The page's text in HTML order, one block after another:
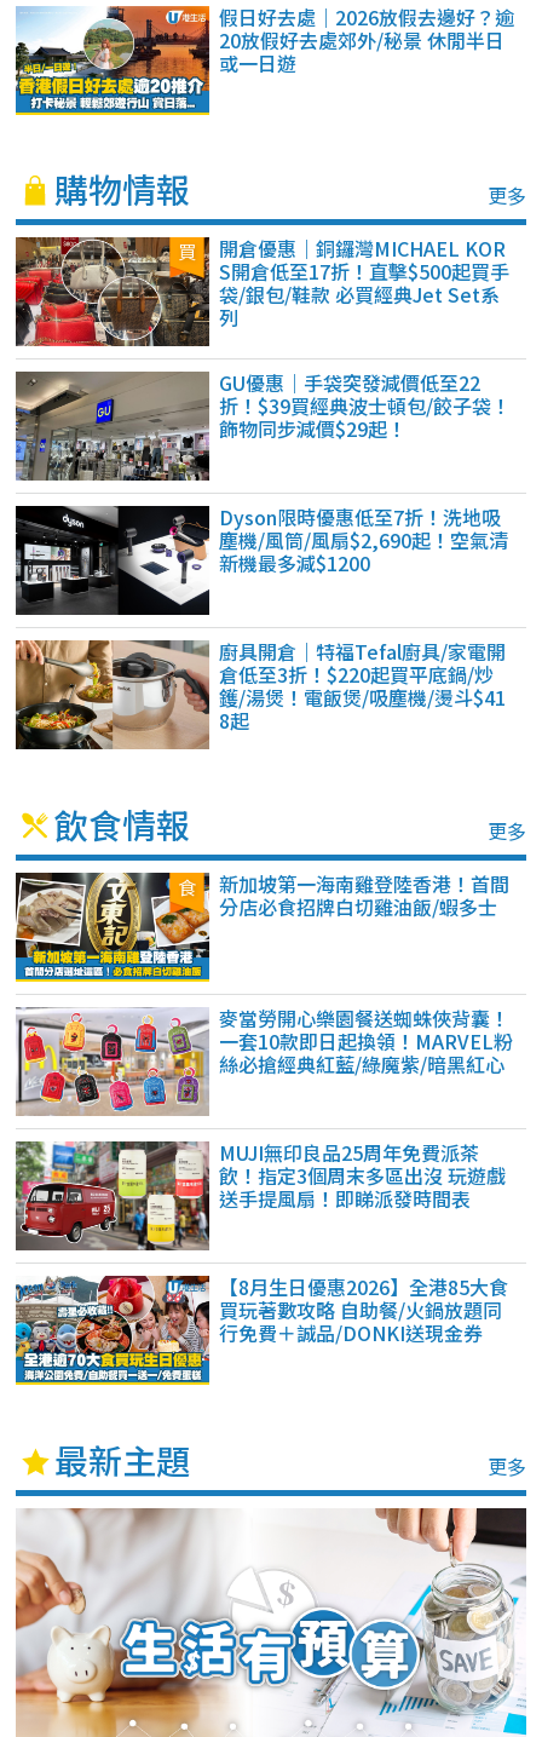
假日好去處｜2026放假去邊好？逾
20放假好去處郊外/秘景 休閒半日
或一日遊
購物情報
更多
開倉優惠｜銅鑼灣MICHAEL KOR
S開倉低至17折！直擊$500起買手
袋/銀包/鞋款 必買經典Jet Set系
列
GU優惠｜手袋突發減價低至22
折！$39買經典波士頓包/餃子袋！
飾物同步減價$29起！
Dyson限時優惠低至7折！洗地吸
塵機/風筒/風扇$2,690起！空氣清
新機最多減$1200
廚具開倉｜特福Tefal廚具/家電開
倉低至3折！$220起買平底鍋/炒
鑊/湯煲！電飯煲/吸塵機/燙斗$41
8起
飲食情報
更多
新加坡第一海南雞登陸香港！首間
分店必食招牌白切雞油飯/蝦多士
麥當勞開心樂園餐送蜘蛛俠背囊！
一套10款即日起換領！MARVEL粉
絲必搶經典紅藍/綠魔紫/暗黑紅心
MUJI無印良品25周年免費派茶
飲！指定3個周末多區出沒 玩遊戲
送手提風扇！即睇派發時間表
【8月生日優惠2026】全港85大食
買玩著數攻略 自助餐/火鍋放題同
行免費＋誠品/DONKI送現金券
最新主題 更多